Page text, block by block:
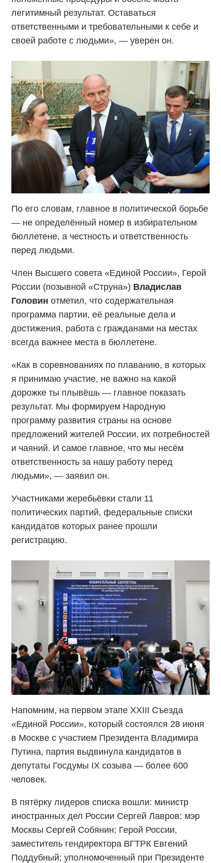
легитимный результат. Оставаться
ответственными и требовательными к себе и
своей работе с людьми», — уверен он.
По его словам, главное в политической борьбе
— не определённый номер в избирательном
бюллетене, а честность и ответственность
перед людьми.
Член Высшего совета «Единой России», Герой
России (позывной «Струна») Владислав
Головин отметил, что содержательная
программа партии, её реальные дела и
достижения, работа с гражданами на местах
всегда важнее места в бюллетене.
«Как в соревнованиях по плаванию, в которых
я принимаю участие, не важно на какой
дорожке ты плывёшь — главное показать
результат. Мы формируем Народную
программу развития страны на основе
предложений жителей России, их потребностей
и чаяний. И самое главное, что мы несём
ответственность за нашу работу перед
людьми», — заявил он.
Участниками жеребьёвки стали 11
политических партий, федеральные списки
кандидатов которых ранее прошли
регистрацию.
Напомним, на первом этапе XXIII Съезда
«Единой России», который состоялся 28 июня
в Москве с участием Президента Владимира
Путина, партия выдвинула кандидатов в
депутаты Госдумы IX созыва — более 600
человек.
В пятёрку лидеров списка вошли: министр
иностранных дел России Сергей Лавров; мэр
Москвы Сергей Собянин; Герой России,
заместитель гендиректора ВГТРК Евгений
Поддубный; уполномоченный при Президенте